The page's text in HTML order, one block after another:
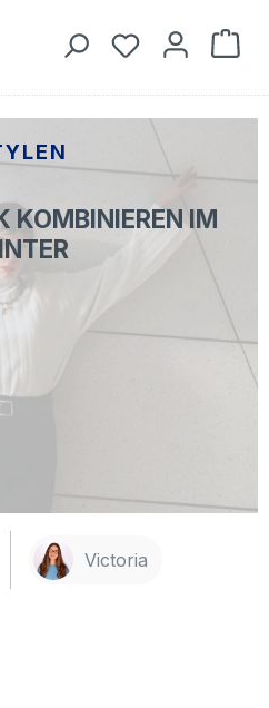
Du hast 0
KOMBINIEREN IM
Victoria